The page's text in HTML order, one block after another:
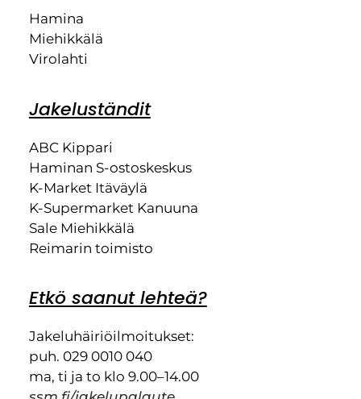
Hamina
Miehikkälä
Virolahti
Jakeluständit
ABC Kippari
Haminan S-ostoskeskus
K-Market Itäväylä
K-Supermarket Kanuuna
Sale Miehikkälä
Reimarin toimisto
Etkö saanut lehteä?
Jakeluhäiriöilmoitukset:
puh. 029 0010 040
ma, ti ja to klo 9.00–14.00